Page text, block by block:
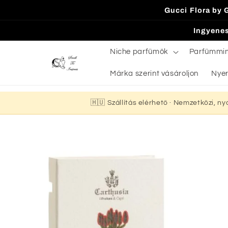
Gucci Flora by
Niche parfümök
Márka szerint vásároljon
🇭🇺 Szállítás elérhető · Nemzetközi,
termékadatokra